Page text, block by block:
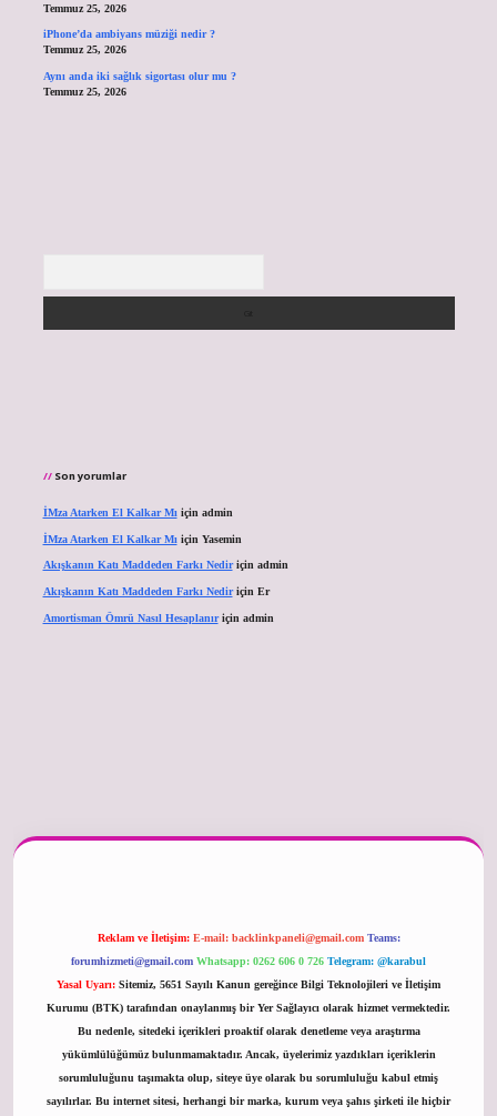
Temmuz 25, 2026
iPhone’da ambiyans müziği nedir ?
Temmuz 25, 2026
Aynı anda iki sağlık sigortası olur mu ?
Temmuz 25, 2026
Son yorumlar
İMza Atarken El Kalkar Mıiçin admin
İMza Atarken El Kalkar Mıiçin Yasemin
Akışkanın Katı Maddeden Farkı Nediriçin admin
Akışkanın Katı Maddeden Farkı Nediriçin Er
Amortisman Ömrü Nasıl Hesaplanıriçin admin
Reklam ve İletişim: E-mail: backlinkpaneli@gmail.com Teams:
forumhizmeti@gmail.com Whatsapp: 0262 606 0 726 Telegram: @karabul
Yasal Uyarı: Sitemiz, 5651 Sayılı Kanun gereğince Bilgi Teknolojileri ve İletişim
Kurumu (BTK) tarafından onaylanmış bir Yer Sağlayıcı olarak hizmet vermektedir.
Bu nedenle, sitedeki içerikleri proaktif olarak denetleme veya araştırma
yükümlülüğümüz bulunmamaktadır. Ancak, üyelerimiz yazdıkları içeriklerin
sorumluluğunu taşımakta olup, siteye üye olarak bu sorumluluğu kabul etmiş
sayılırlar. Bu internet sitesi, herhangi bir marka, kurum veya şahıs şirketi ile hiçbir